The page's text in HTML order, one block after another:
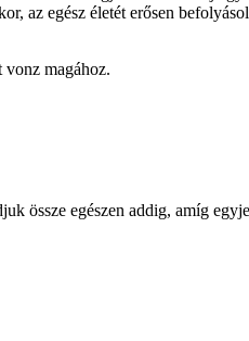
az egész életét erősen
vonz magához.
össze egészen addig, amíg